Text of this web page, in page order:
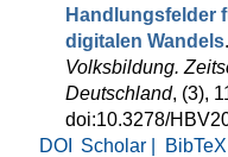
Handlungsfelder
digitalen Wandels.
Volksbildung.
Deutschland, (3),
doi:10.3278/
DOI
Scholar | BibTeX